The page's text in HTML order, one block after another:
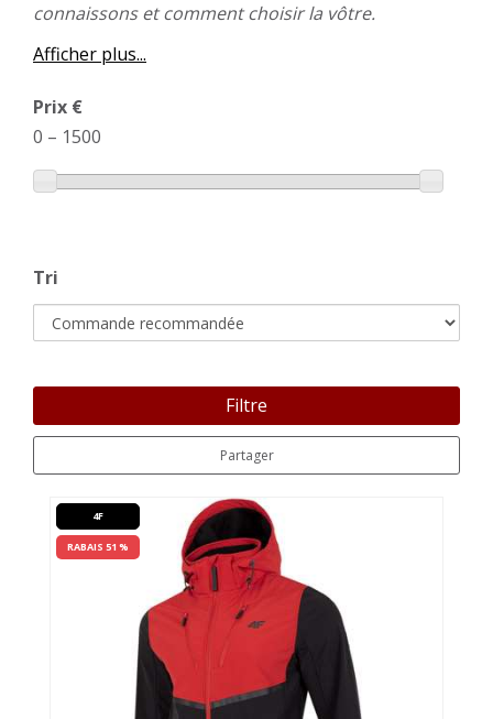
connaissons et comment choisir la vôtre.
Afficher plus...
Prix €
0 – 1500
Tri
Filtre
Partager
4F
RABAIS 51 %